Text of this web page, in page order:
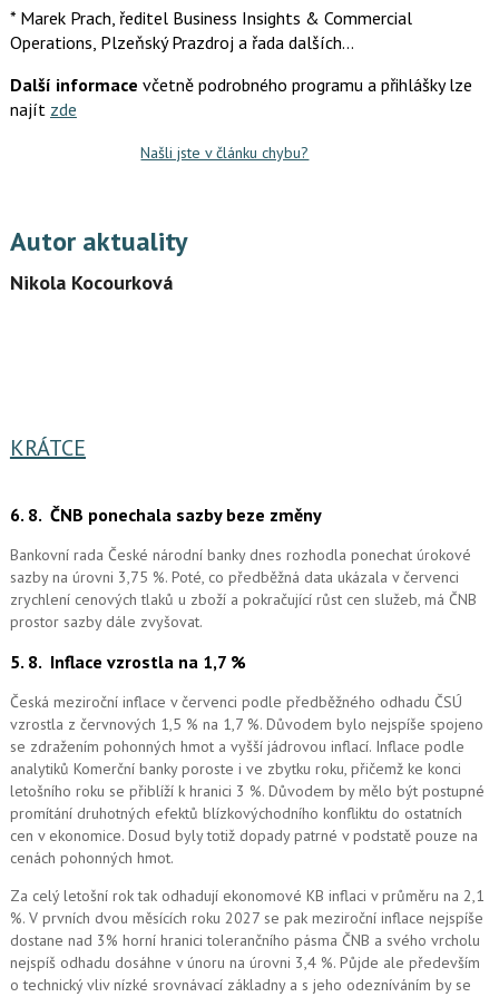
* Marek Prach, ředitel Business Insights & Commercial
Operations, Plzeňský Prazdroj a řada dalších…
Další informace včetně podrobného programu a přihlášky lze
najít zde
Našli jste v článku chybu?
Autor aktuality
Nikola Kocourková
KRÁTCE
6. 8. ČNB ponechala sazby beze změny
Bankovní rada České národní banky dnes rozhodla ponechat úrokové
sazby na úrovni 3,75 %. Poté, co předběžná data ukázala v červenci
zrychlení cenových tlaků u zboží a pokračující růst cen služeb, má ČNB
prostor sazby dále zvyšovat.
5. 8. Inflace vzrostla na 1,7 %
Česká meziroční inflace v červenci podle předběžného odhadu ČSÚ
vzrostla z červnových 1,5 % na 1,7 %. Důvodem bylo nejspíše spojeno
se zdražením pohonných hmot a vyšší jádrovou inflací. Inflace podle
analytiků Komerční banky poroste i ve zbytku roku, přičemž ke konci
letošního roku se přiblíží k hranici 3 %. Důvodem by mělo být postupné
promítání druhotných efektů blízkovýchodního konfliktu do ostatních
cen v ekonomice. Dosud byly totiž dopady patrné v podstatě pouze na
cenách pohonných hmot.
Za celý letošní rok tak odhadují ekonomové KB inflaci v průměru na 2,1
%. V prvních dvou měsících roku 2027 se pak meziroční inflace nejspíše
dostane nad 3% horní hranici tolerančního pásma ČNB a svého vrcholu
nejspíš odhadu dosáhne v únoru na úrovni 3,4 %. Půjde ale především
o technický vliv nízké srovnávací základny a s jeho odezníváním by se